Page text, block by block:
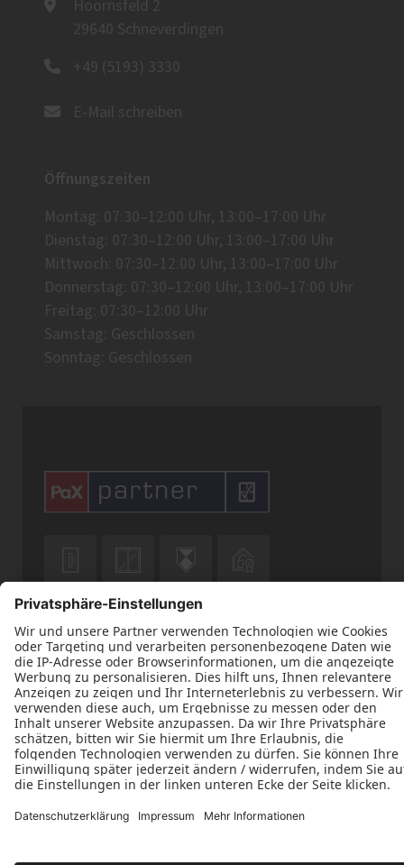
Hoornsfeld 2
29640 Schneverdingen
+49 (5193) 3330
E-Mail schreiben
Öffnungszeiten
Montag: 07:30–12:00 Uhr, 13:00–17:00 Uhr
Dienstag: 07:30–12:00 Uhr, 13:00–17:00 Uhr
Mittwoch: 07:30–12:00 Uhr, 13:00–17:00 Uhr
Donnerstag: 07:30–12:00 Uhr, 13:00–17:00 Uhr
Freitag: 07:30–12:00 Uhr
Samstag: Geschlossen
Sonntag: Geschlossen
 
  
  
Datenschutz Impressum
Kontakt
Tischlerei Marten Peters © 2026